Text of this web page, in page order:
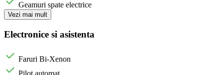
Geamuri spate electrice
Vezi mai mult
Electronice si asistenta
Faruri Bi-Xenon
Pilot automat